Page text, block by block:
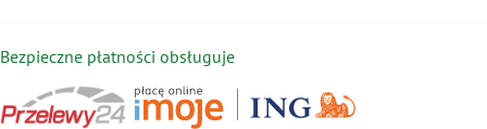
Bezpieczne płatności obsługuje